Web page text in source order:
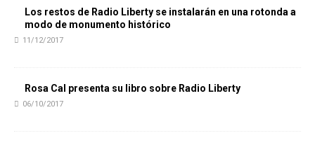
Los restos de Radio Liberty se instalarán en una rotonda a
modo de monumento histórico
11/12/2017
Rosa Cal presenta su libro sobre Radio Liberty
06/10/2017